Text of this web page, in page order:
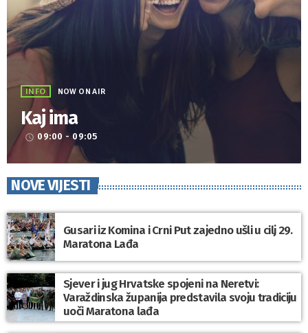
INFO NOW ON AIR
Kaj ima
access_time 09:00 - 09:05
NOVE VIJESTI
Gusari iz Komina i Crni Put zajedno ušli u cilj 29.
Maratona Lađa
Sjever i jug Hrvatske spojeni na Neretvi:
Varaždinska županija predstavila svoju tradiciju
uoči Maratona lađa